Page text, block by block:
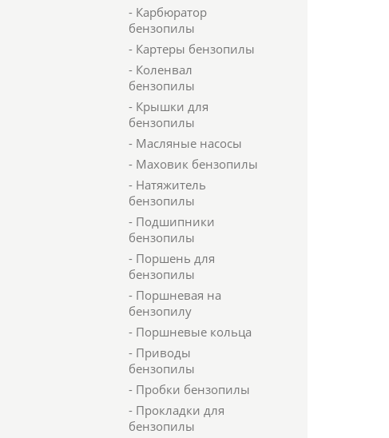
- Карбюратор
бензопилы
- Картеры бензопилы
- Коленвал
бензопилы
- Крышки для
бензопилы
- Масляные насосы
- Маховик бензопилы
- Натяжитель
бензопилы
- Подшипники
бензопилы
- Поршень для
бензопилы
- Поршневая на
бензопилу
- Поршневые кольца
- Приводы
бензопилы
- Пробки бензопилы
- Прокладки для
бензопилы